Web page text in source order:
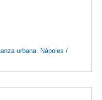
urbana. Nápoles /